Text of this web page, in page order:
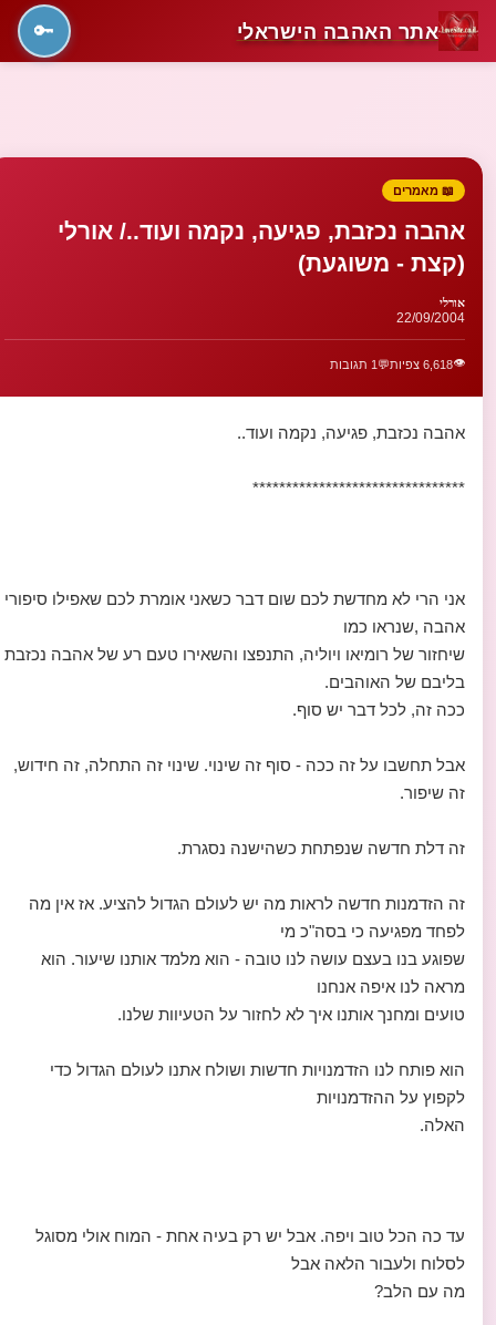
אתר האהבה הישראלי 🔑
📖 מאמרים
אהבה נכזבת, פגיעה, נקמה ועוד../ אורלי
(קצת - משוגעת)
אורלי
22/09/2004
👁️6,618 צפיות 💬 1 תגובות
אהבה נכזבת, פגיעה, נקמה ועוד..
********************************
אני הרי לא מחדשת לכם שום דבר כשאני אומרת לכם שאפילו סיפורי
אהבה ,שנראו כמו
שיחזור של רומיאו ויוליה, התנפצו והשאירו טעם רע של אהבה נכזבת
בליבם של האוהבים.
ככה זה, לכל דבר יש סוף.
אבל תחשבו על זה ככה - סוף זה שינוי. שינוי זה התחלה, זה חידוש,
זה שיפור.
זה דלת חדשה שנפתחת כשהישנה נסגרת.
זה הזדמנות חדשה לראות מה יש לעולם הגדול להציע. אז אין מה
לפחד מפגיעה כי בסה"כ מי
שפוגע בנו בעצם עושה לנו טובה - הוא מלמד אותנו שיעור. הוא
מראה לנו איפה אנחנו
טועים ומחנך אותנו איך לא לחזור על הטעיוות שלנו.
הוא פותח לנו הזדמנויות חדשות ושולח אתנו לעולם הגדול כדי
לקפוץ על ההזדמנויות
האלה.
עד כה הכל טוב ויפה. אבל יש רק בעיה אחת - המוח אולי מסוגל
לסלוח ולעבור הלאה אבל
מה עם הלב?